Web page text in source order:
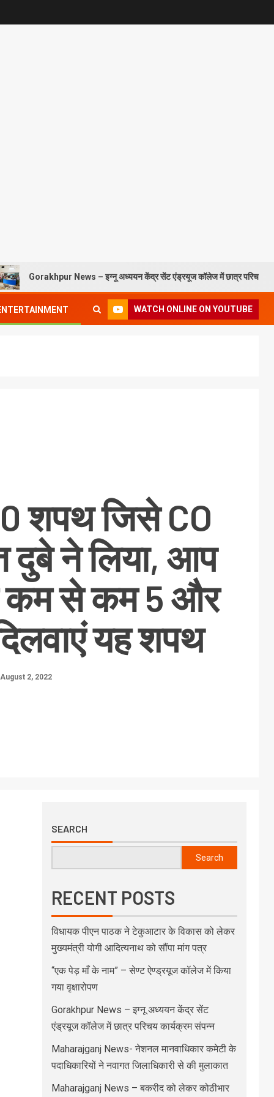
News – इग्नू अध्ययन केंद्र सेंट एंड्रयूज कॉलेज में छात्र परिचय कार्यक्रम संपन्न
WATCH ONLINE ON YOUTUBE
शपथ जिसे CO
दुबे ने लिया, आप
कम से कम 5 और
यह शपथ
2, 2022
SEARCH
Search
RECENT POSTS
विधायक पीएन पाठक ने टेकुआटार के विकास को लेकर
मुख्यमंत्री योगी आदित्यनाथ को सौंपा मांग पत्र
“एक पेड़ माँ के नाम” – सेण्ट ऐण्ड्रयूज कॉलेज में किया
गया वृक्षारोपण
Gorakhpur News – इग्नू अध्ययन केंद्र सेंट
एंड्रयूज कॉलेज में छात्र परिचय कार्यक्रम संपन्न
Maharajganj News- नेशनल मानवाधिकार कमेटी के
पदाधिकारियों ने नवागत जिलाधिकारी से की मुलाकात
Maharajganj News – बकरीद को लेकर कोठीभार